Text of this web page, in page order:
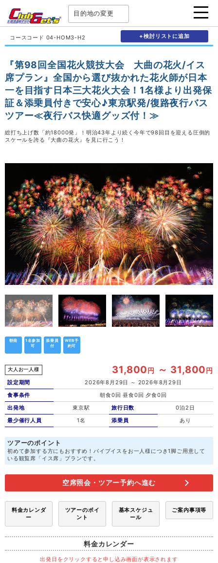
目的地の変更
コースコード 04-HOM3-H2 +検討リストに追加
『第98回全国花火競技大会 大曲の花火/イス
席プラン』全国から選び抜かれた花火師が日本
一を目指す日本三大花火大会！1名様より出発保
証＆添乗員付きで安心♪東京駅発/復路夜行バス
ツアー≪夜行バス快適グッズ付！≫
総打ち上げ数「約18000発」！明治43年より続く今年で98回目を迎える圧倒的
スケールを誇る『大曲の花火』を見に行こう！
朝発
1名参加
可
添乗員
付
WEB予
約可
大人お一人様 31,800円 ～ 31,800円
設定期間
2026年8月29日 ～ 2026年8月29日
食事条件
朝食0回 昼食0回 夕食0回
出発地
東京駅
最少催行人員
1名
旅行日数
0泊2日
添乗員
あり
ツアーのポイント
初めて参加する方にもおすすめ！パイプイスをお一人様につき1脚ご用意して
いる観覧席「イス席」プランです。
空席照会・ツアー予約へ進む
料金カレンダ
ー
ツアーのポイ
ント
基本スケジュ
ール
ご案内事項等
料金カレンダー
出発日をクリックすると申し込み画面が表示されます